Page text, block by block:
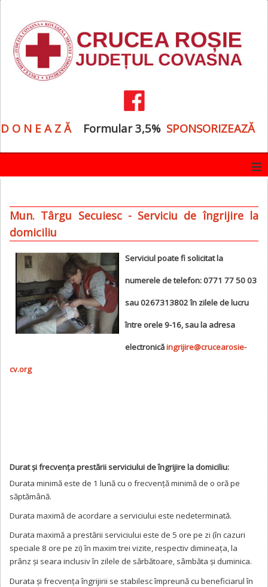
D O N E A Z Ă Formular 3,5% SPONSORIZEAZĂ
≡
Mun. Târgu Secuiesc - Serviciu de îngrijire la
domiciliu
Serviciul poate fi solicitat la
numerele de telefon: 0771 77 50 03
sau 0267313802 în zilele de lucru
între orele 9-16, sau la adresa
electronicăingrijire@crucearosie-
cv.org
Durat și frecvența prestării serviciului de îngrijire la domiciliu:
Durata minimă este de 1 lună cu o frecvență minimă de o oră pe
săptămână.
Durata maximăde acordare a serviciului este nedeterminată.
Durata maximă a prestării serviciului este de 5 ore pe zi (în cazuri
speciale 8 ore pe zi) în maxim trei vizite, respectiv dimineața, la
prânz și seara inclusiv în zilele de sărbătoare, sâmbăta și duminica.
Durata și frecvența îngrijirii se stabilesc împreună cu beneficiarul în